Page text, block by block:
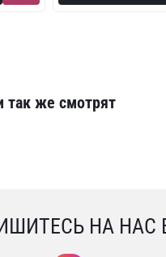
так же смотрят
НА НАС